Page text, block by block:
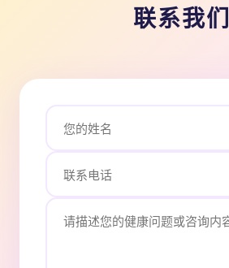
联系我们